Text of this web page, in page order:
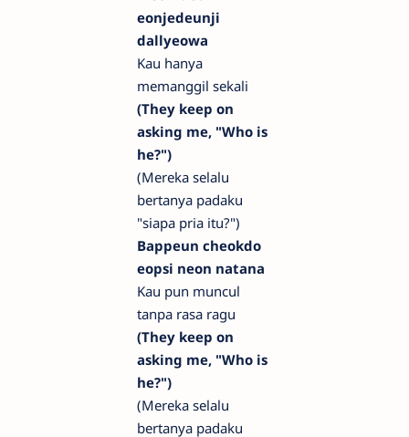
eonjedeunji
dallyeowa
Kau hanya
memanggil sekali
(They keep on
asking me, "Who is
he?")
(Mereka selalu
bertanya padaku
"siapa pria itu?")
Bappeun cheokdo
eopsi neon natana
Kau pun muncul
tanpa rasa ragu
(They keep on
asking me, "Who is
he?")
(Mereka selalu
bertanya padaku